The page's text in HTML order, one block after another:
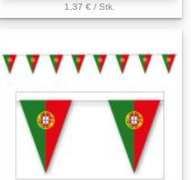
1,37 € / Stk.